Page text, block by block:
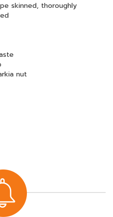
skinned, thoroughly
nut